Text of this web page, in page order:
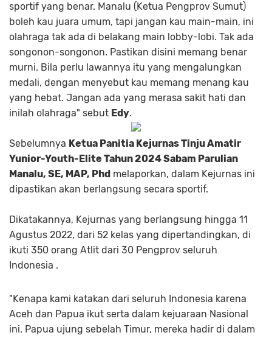
sportif yang benar. Manalu (Ketua Pengprov Sumut)
boleh kau juara umum, tapi jangan kau main-main, ini
olahraga tak ada di belakang main lobby-lobi. Tak ada
songonon-songonon. Pastikan disini memang benar
murni. Bila perlu lawannya itu yang mengalungkan
medali, dengan menyebut kau memang menang kau
yang hebat. Jangan ada yang merasa sakit hati dan
inilah olahraga" sebut Edy.
Sebelumnya Ketua Panitia Kejurnas Tinju Amatir
Yunior-Youth-Elite Tahun 2024 Sabam Parulian
Manalu, SE, MAP, Phd melaporkan, dalam Kejurnas ini
dipastikan akan berlangsung secara sportif.
Dikatakannya, Kejurnas yang berlangsung hingga 11
Agustus 2022, dari 52 kelas yang dipertandingkan, di
ikuti 350 orang Atlit dari 30 Pengprov seluruh
Indonesia .
"Kenapa kami katakan dari seluruh Indonesia karena
Aceh dan Papua ikut serta dalam kejuaraan Nasional
ini. Papua ujung sebelah Timur, mereka hadir di dalam